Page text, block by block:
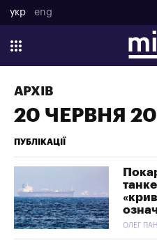
укр eng
АРХІВ
20 ЧЕРВНЯ
ПУБЛІКАЦІЇ
ОЛЕГ